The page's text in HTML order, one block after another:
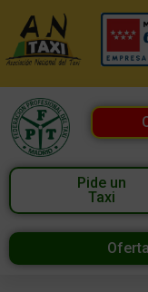
Pide un
Taxi